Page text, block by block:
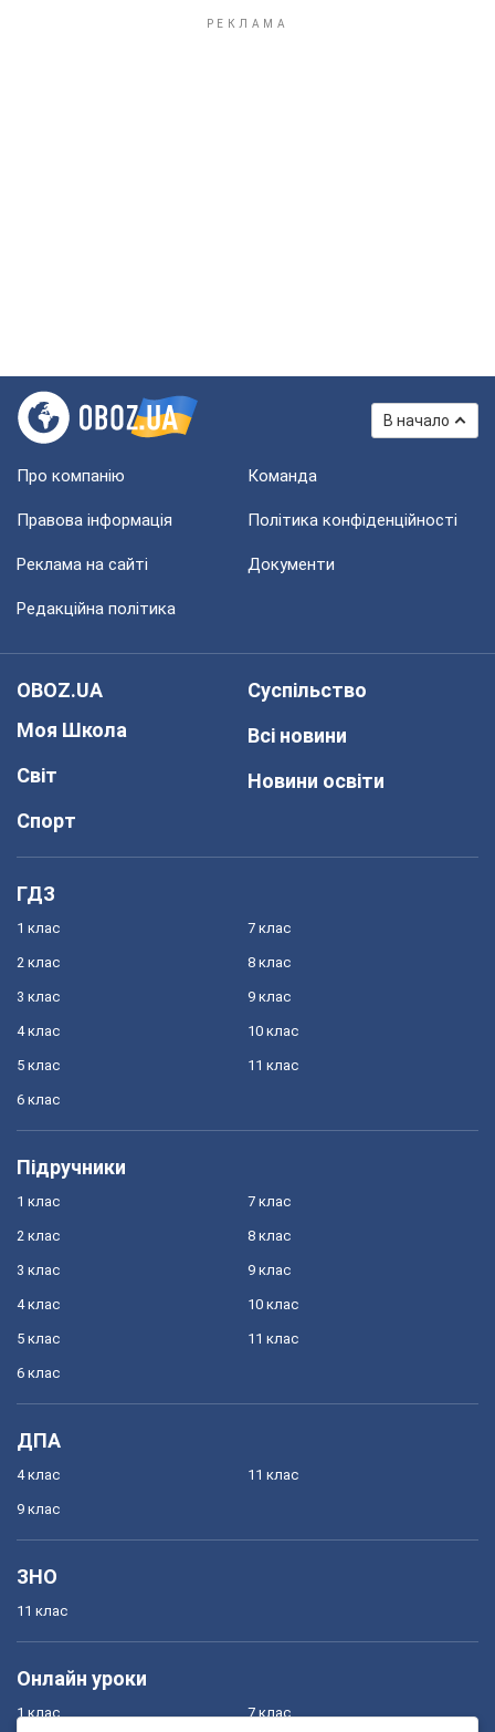
В начало
Про компанію Команда
Правова інформація Політика конфіденційності
Реклама на сайті Документи
Редакційна політика
OBOZ.UA
Моя Школа
Світ
Спорт
Суспільство
Всі новини
Новини освіти
ГДЗ
1 клас
2 клас
3 клас
4 клас
5 клас
6 клас
7 клас
8 клас
9 клас
10 клас
11 клас
Підручники
1 клас
2 клас
3 клас
4 клас
5 клас
6 клас
7 клас
8 клас
9 клас
10 клас
11 клас
ДПА
4 клас
9 клас
11 клас
ЗНО
11 клас
Онлайн уроки
1 клас 7 клас